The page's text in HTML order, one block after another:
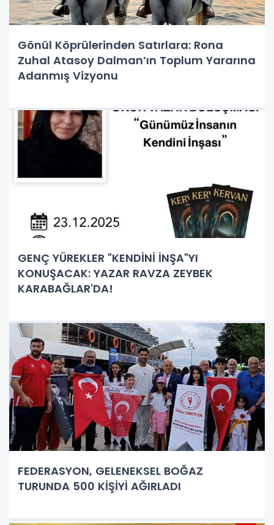
Gönül Köprülerinden Satırlara: Rona
Zuhal Atasoy Dalman’ın Toplum Yararına
Adanmış Vizyonu
GENÇ YÜREKLER "KENDİNİ İNŞA"YI
KONUŞACAK: YAZAR RAVZA ZEYBEK
KARABAĞLAR'DA!
FEDERASYON, GELENEKSEL BOĞAZ
TURUNDA 500 KİŞİYİ AĞIRLADI